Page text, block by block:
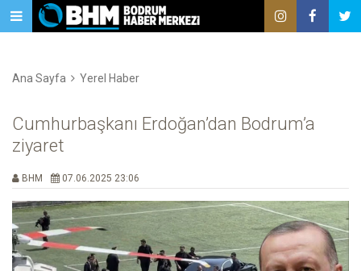
Ana Sayfa Yerel Haber
Cumhurbaşkanı Erdoğan’dan Bodrum’a
ziyaret
BHM 07.06.2025 23:06